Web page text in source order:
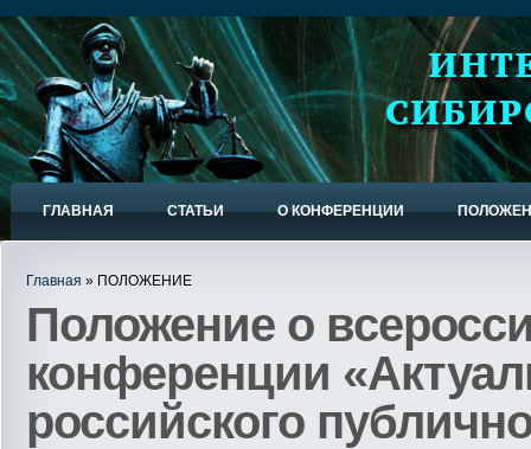
ГЛАВНАЯ СТАТЬИ О КОНФЕРЕНЦИИ
Главная » ПОЛОЖЕНИЕ
Положение о
конференции
российского